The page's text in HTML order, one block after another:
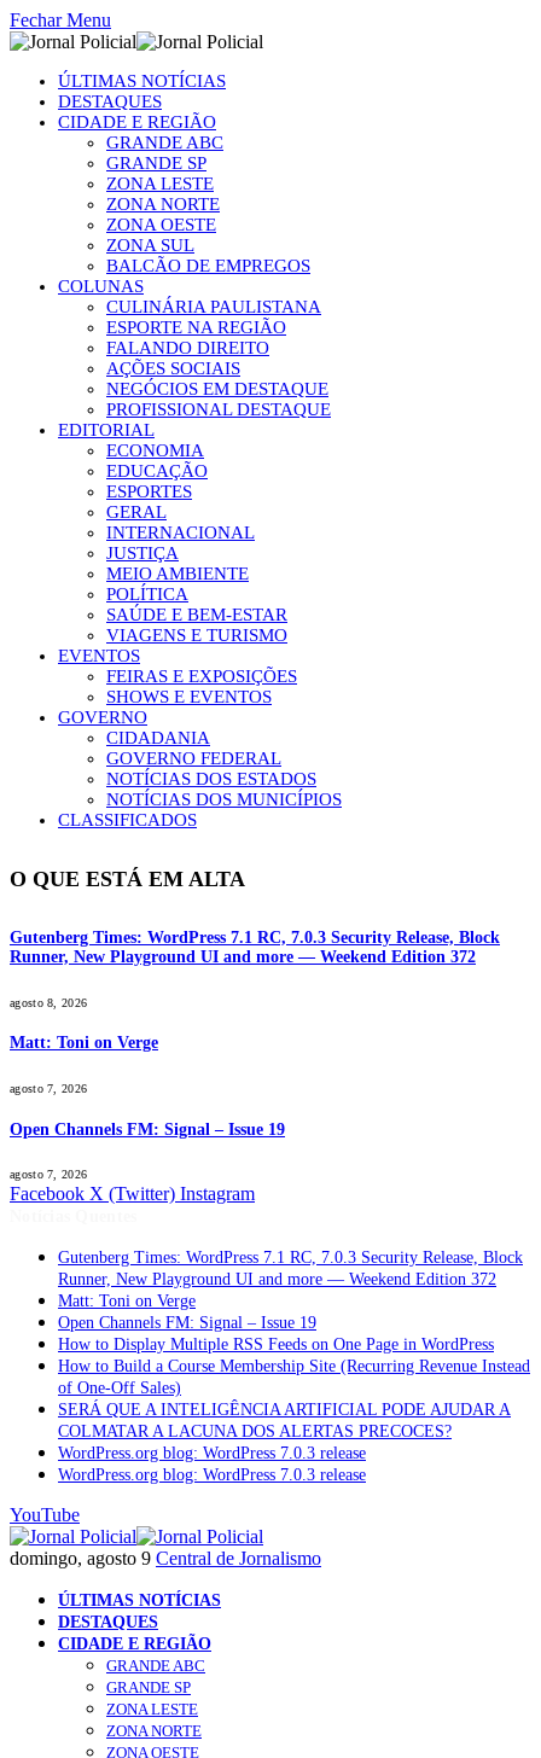
Fechar Menu
ÚLTIMAS NOTÍCIAS
DESTAQUES
CIDADE E REGIÃO
GRANDE ABC
GRANDE SP
ZONA LESTE
ZONA NORTE
ZONA OESTE
ZONA SUL
BALCÃO DE EMPREGOS
COLUNAS
CULINÁRIA PAULISTANA
ESPORTE NA REGIÃO
FALANDO DIREITO
AÇÕES SOCIAIS
NEGÓCIOS EM DESTAQUE
PROFISSIONAL DESTAQUE
EDITORIAL
ECONOMIA
EDUCAÇÃO
ESPORTES
GERAL
INTERNACIONAL
JUSTIÇA
MEIO AMBIENTE
POLÍTICA
SAÚDE E BEM-ESTAR
VIAGENS E TURISMO
EVENTOS
FEIRAS E EXPOSIÇÕES
SHOWS E EVENTOS
GOVERNO
CIDADANIA
GOVERNO FEDERAL
NOTÍCIAS DOS ESTADOS
NOTÍCIAS DOS MUNICÍPIOS
CLASSIFICADOS
O QUE ESTÁ EM ALTA
Gutenberg Times: WordPress 7.1 RC, 7.0.3 Security Release, Block
Runner, New Playground UI and more — Weekend Edition 372
agosto 8, 2026
Matt: Toni on Verge
agosto 7, 2026
Open Channels FM: Signal – Issue 19
agosto 7, 2026
Facebook X (Twitter) Instagram
Gutenberg Times: WordPress 7.1 RC, 7.0.3 Security Release, Block
Runner, New Playground UI and more — Weekend Edition 372
Matt: Toni on Verge
Open Channels FM: Signal – Issue 19
How to Display Multiple RSS Feeds on One Page in WordPress
How to Build a Course Membership Site (Recurring Revenue Instead
of One-Off Sales)
SERÁ QUE A INTELIGÊNCIA ARTIFICIAL PODE AJUDAR A
COLMATAR A LACUNA DOS ALERTAS PRECOCES?
WordPress.org blog: WordPress 7.0.3 release
WordPress.org blog: WordPress 7.0.3 release
YouTube
domingo, agosto 9 Central de Jornalismo
ÚLTIMAS NOTÍCIAS
DESTAQUES
CIDADE E REGIÃO
GRANDE ABC
GRANDE SP
ZONA LESTE
ZONA NORTE
ZONA OESTE